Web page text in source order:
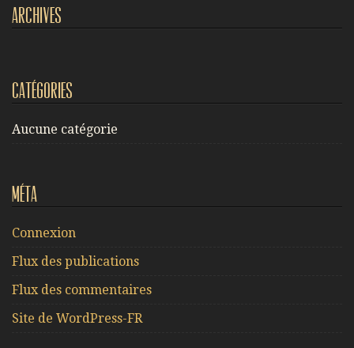
Archives
Catégories
Aucune catégorie
Méta
Connexion
Flux des publications
Flux des commentaires
Site de WordPress-FR